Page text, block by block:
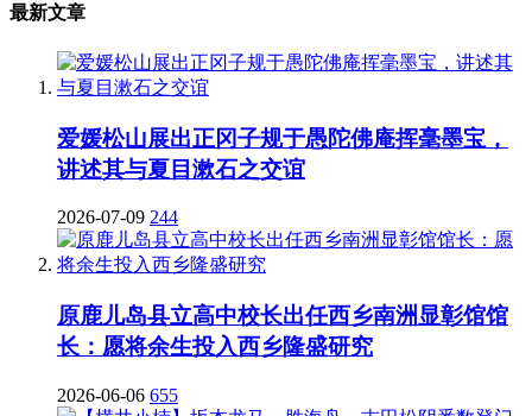
最新文章
爱媛松山展出正冈子规于愚陀佛庵挥毫墨宝，
讲述其与夏目漱石之交谊
2026-07-09 244
原鹿儿岛县立高中校长出任西乡南洲显彰馆馆
长：愿将余生投入西乡隆盛研究
2026-06-06 655